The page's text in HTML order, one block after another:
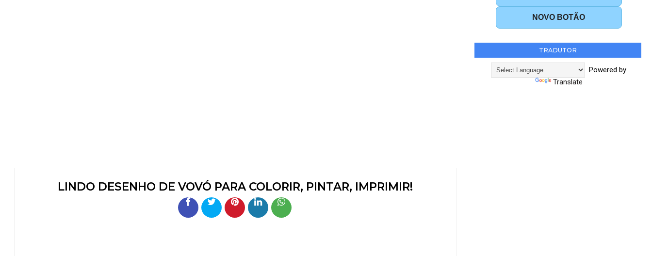
LINDO DESENHO DE VOVÓ PARA COLORIR, PINTAR, IMPRIMIR!
NOVO BOTÃO
TRADUTOR
Powered by
Translate